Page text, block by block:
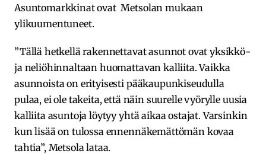
Asuntomarkkinat ovat Metsolan mukaan
ylikuumentuneet.
”Tällä hetkellä rakennettavat asunnot ovat yksikkö-
ja neliöhinnaltaan huomattavan kalliita. Vaikka
asunnoista on erityisesti pääkaupunkiseudulla
pulaa, ei ole takeita, että näin suurelle vyörylle uusia
kalliita asuntoja löytyy yhtä aikaa ostajat. Varsinkin
kun lisää on tulossa ennennäkemättömän kovaa
tahtia”, Metsola lataa.